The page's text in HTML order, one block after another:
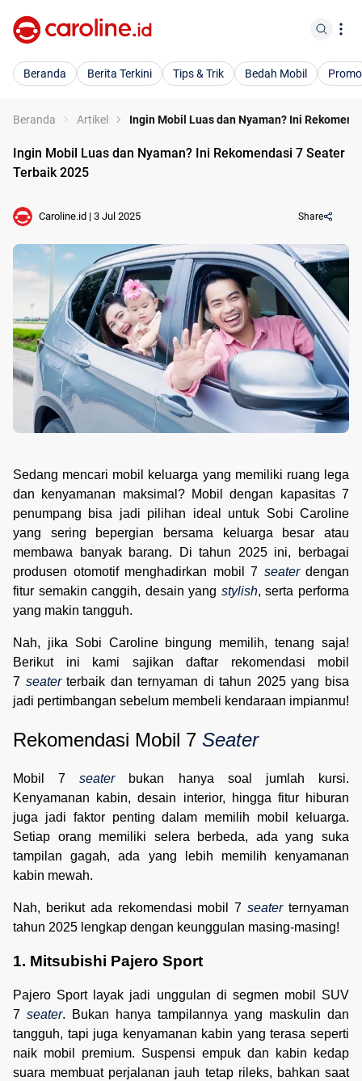
Beranda Berita Terkini Tips & Trik Bedah Mobil Promo
Beranda Artikel Ingin Mobil Luas dan Nyaman? Ini
Ingin Mobil Luas dan Nyaman? Ini Rekomendasi 7 Seater
Terbaik 2025
Caroline.id | 3 Jul 2025 Share
Sedang mencari mobil keluarga yang memiliki ruang lega
dan kenyamanan maksimal? Mobil dengan kapasitas 7
penumpang bisa jadi pilihan ideal untuk Sobi Caroline
yang sering bepergian bersama keluarga besar atau
membawa banyak barang. Di tahun 2025 ini, berbagai
produsen otomotif menghadirkan mobil 7 seaterdengan
fitur semakin canggih, desain yang stylish, serta performa
yang makin tangguh.
Nah, jika Sobi Caroline bingung memilih, tenang saja!
Berikut ini kami sajikan daftar rekomendasi mobil
7 seater terbaik dan ternyaman di tahun 2025 yang bisa
jadi pertimbangan sebelum membeli kendaraan impianmu!
Rekomendasi Mobil 7 Seater
Mobil 7seaterbukan hanya soal jumlah kursi.
Kenyamanan kabin, desain interior, hingga fitur hiburan
juga jadi faktor penting dalam memilih mobil keluarga.
Setiap orang memiliki selera berbeda, ada yang suka
tampilan gagah, ada yang lebih memilih kenyamanan
kabin mewah.
Nah, berikut ada rekomendasi mobil 7seaterternyaman
tahun 2025 lengkap dengan keunggulan masing-masing!
1. Mitsubishi Pajero Sport
Pajero Sport layak jadi unggulan di segmen mobil SUV
7 seater. Bukan hanya tampilannya yang maskulin dan
tangguh, tapi juga kenyamanan kabin yang terasa seperti
naik mobil premium. Suspensi empuk dan kabin kedap
suara membuat perjalanan jauh tetap rileks, bahkan saat